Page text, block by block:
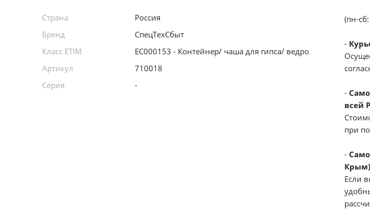
Страна
Россия
Бренд
СпецТехСбыт
Класс ETIM
EC000153 - Контейнер/ чаша для гипса/ ведро
Артикул
710018
Серия
-
(пн-
-
-
всей
при
-
Если